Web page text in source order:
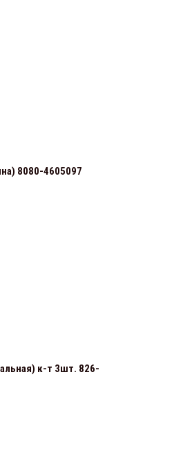
8080-4605097
к-т 3шт. 826-